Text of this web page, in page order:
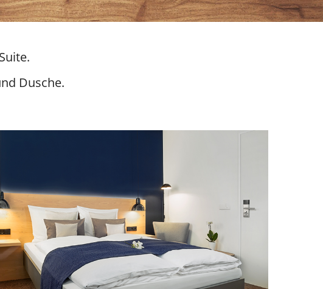
Dusche.